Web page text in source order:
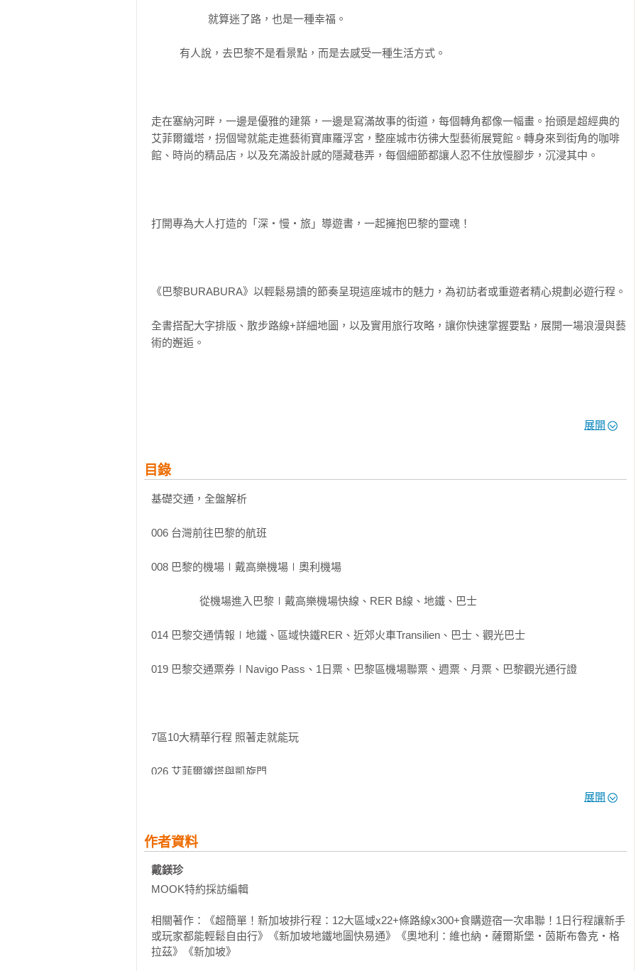
走在塞納河畔，一邊是優雅的建築，一邊是寫滿故事的街道，每個轉角都像一幅畫。抬頭是超經典的
艾菲爾鐵塔，拐個彎就能走進藝術寶庫羅浮宮，整座城市彷彿大型藝術展覽館。轉身來到街角的咖啡
館、時尚的精品店，以及充滿設計感的隱藏巷弄，每個細節都讓人忍不住放慢腳步，沉浸其中。
打開專為大人打造的「深・慢・旅」導遊書，一起擁抱巴黎的靈魂！
《巴黎BURABURA》以輕鬆易讀的節奏呈現這座城市的魅力，為初訪者或重遊者精心規劃必遊行程。
全書搭配大字排版、散步路線+詳細地圖，以及實用旅行攻略，讓你快速掌握要點，展開一場浪漫與藝
術的邂逅。
Step2：翻開書頁，地圖、交通、路線與停留時間一應俱全
塔、凱旋門、塞納河、聖母院，到羅浮宮、奧塞美術館、香榭麗舍大道與加尼葉歌劇院，一次網羅，
堂、因梵谷而閃亮的奧維小鎮…既然來到巴黎，豈能錯過這些寶藏之地？本書教你如何搭乘交通工具
★散步路線＋詳細地圖，照著走就好★
深入規劃1~2日散步動線，串聯景點、美食、咖啡館與購物區。
每條路線皆搭配詳細地圖與博物館樓層圖，並標示交通方式、停留時間與順遊建議。讓人即使臨時偏
離路線，也能安心探索，不怕迷路。
展開
目錄
基礎交通，全盤解析
006 台灣前往巴黎的航班
008 巴黎的機場∣戴高樂機場∣奧利機場
014 巴黎交通情報∣地鐵、區域快鐵RER、近郊火車Transilien、巴士、觀光巴士
019 巴黎交通票券∣Navigo Pass、1日票、巴黎區機場聯票、週票、月票、巴黎觀光通行證
7區10大精華行程 照著走就能玩
026 艾菲爾鐵塔與凱旋門
046 羅浮宮與歌劇院
063 羅浮宮・大皇宮・加尼耶歌劇院周邊
083 龐畢度中心・巴士底廣場・瑪黑區周邊
展開
作者資料
戴鎂珍
MOOK特約採訪編輯
相關著作：《超簡單！新加坡排行程：12大區域x22+條路線x300+食購遊宿一次串聯！1日行程讓新手
或玩家都能輕鬆自由行》《新加坡地鐵地圖快易通》《奧地利：維也納‧薩爾斯堡‧茵斯布魯克‧格
拉茲》《新加坡》